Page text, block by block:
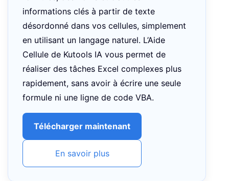
informations clés à partir de texte
désordonné dans vos cellules, simplement
en utilisant un langage naturel. L’Aide
Cellule de Kutools IA vous permet de
réaliser des tâches Excel complexes plus
rapidement, sans avoir à écrire une seule
formule ni une ligne de code VBA.
Télécharger maintenant
En savoir plus